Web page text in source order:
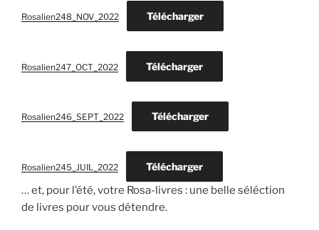
Rosalien248_NOV_2022 Télécharger
Rosalien247_OCT_2022 Télécharger
Rosalien246_SEPT_2022 Télécharger
Rosalien245_JUIL_2022 Télécharger
… et, pour l’été, votre Rosa-livres : une belle séléction
de livres pour vous détendre.